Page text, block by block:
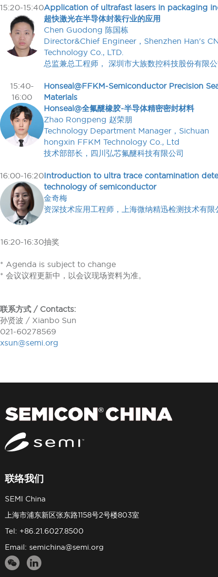
15:20-15:40Application of ultrafast lasers in packaging
超快激光在半导体封装行业的应用
Chen Guodong 陈国栋
Director&Chief Engineer，Shenzhen Han's
Technology Co., LTD.
总监兼总工程师， 深圳市大族数控科技股份有限
15:40-
16:00
Honseal@FFKM-Semiconductor Precision
Materials
Honseal@全氟醚橡胶-半导体精密密封材料
Zhao Rongpeng 赵荣朋
Technology Department Manager，Sichuan
hongxin FFKM Technology Co., Ltd
技术部部长，四川弘芯氟醚科技有限公司
16:00-16:20Introduction to ultra trace contamination
technology of semiconductor
金奇梅
资深技术应用工程师，上海微纳精迅检测技术有限
16:20-16:30抽奖
* Agenda is subject to change
* 会议议程更新中，以会议现场资料为准。
联系方式 / Contacts:
孙贤波 / Xianbo Sun
021-60278569
xsun@semi.org
联络我们
SEMI China
上海市浦东新区张东路1158号2号楼803室
Tel: +86.21.6027.8500
Email: semichina@semi.org